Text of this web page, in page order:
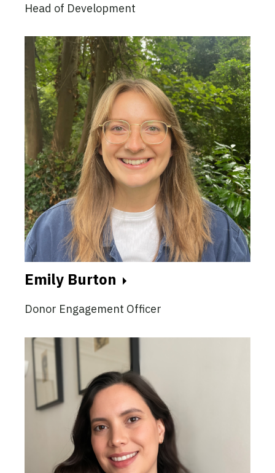
Head of Development
Emily Burton
Donor Engagement Officer